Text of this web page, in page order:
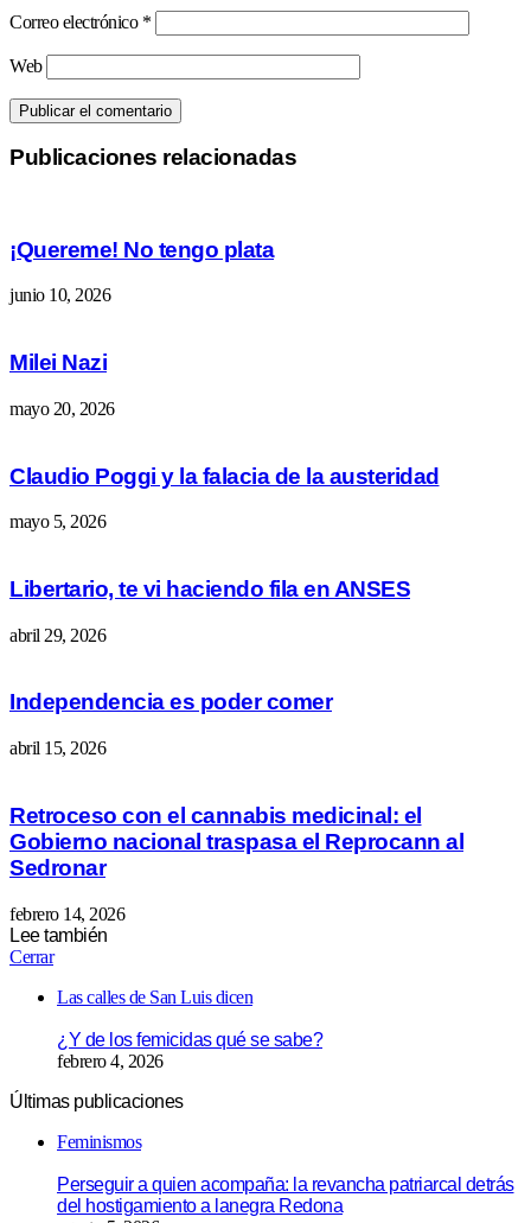
Correo electrónico *
Web
Publicaciones relacionadas
¡Quereme! No tengo plata
junio 10, 2026
Milei Nazi
mayo 20, 2026
Claudio Poggi y la falacia de la austeridad
mayo 5, 2026
Libertario, te vi haciendo fila en ANSES
abril 29, 2026
Independencia es poder comer
abril 15, 2026
Retroceso con el cannabis medicinal: el
Gobierno nacional traspasa el Reprocann al
Sedronar
febrero 14, 2026
Lee también
Cerrar
Las calles de San Luis dicen
¿Y de los femicidas qué se sabe?
febrero 4, 2026
Últimas publicaciones
Feminismos
Perseguir a quien acompaña: la revancha patriarcal detrás
del hostigamiento a lanegra Redona